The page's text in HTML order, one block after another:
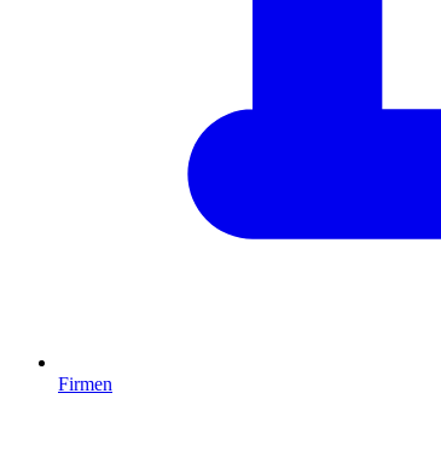
Firmen